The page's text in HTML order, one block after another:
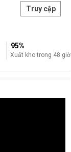
95%
Xuất kho trong 48 giờ
Truy cập